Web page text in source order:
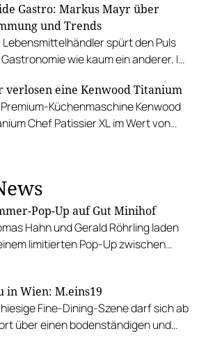
Gastro: Markus Mayr über
und Trends
Lebensmittelhändler spürt den Puls
wie kaum ein anderer. Im
seinen Einblicken.
verlosen eine Kenwood Titanium
Küchenmaschine Kenwood
Chef Patissier XL im Wert von
Pop-Up auf Gut Minihof
Hahn und Gerald Röhrling laden
limitierten Pop-Up zwischen
in Wien: M.eins19
Fine-Dining-Szene darf sich ab
über einen bodenständigen und